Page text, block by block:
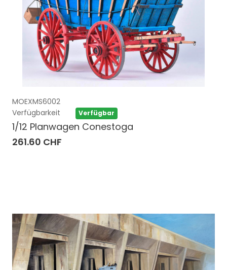
MOEXMS6002
Verfügbarkeit
Verfügbar
1/12 Planwagen Conestoga
261.60 CHF